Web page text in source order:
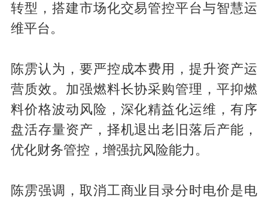
转型，搭建市场化交易管控平台与智慧运
维平台。
陈雳认为，要严控成本费用，提升资产运
营质效。加强燃料长协采购管理，平抑燃
料价格波动风险，深化精益化运维，有序
盘活存量资产，择机退出老旧落后产能，
优化财务管控，增强抗风险能力。
陈雳强调，取消工商业目录分时电价是电